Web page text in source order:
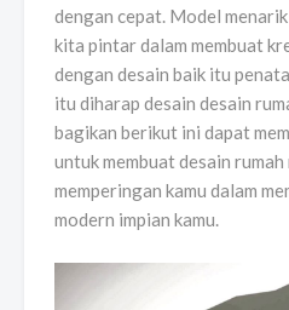
dengan cepat. Model
kita pintar dalam membuat
dengan desain baik itu
itu diharap desain desain
bagikan berikut ini dapat
untuk membuat desain
memperingan kamu dalam
modern impian kamu.